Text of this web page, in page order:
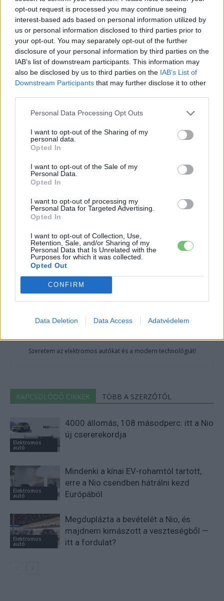
opt-out request is processed you may continue seeing
interest-based ads based on personal information utilized by
us or personal information disclosed to third parties prior to
your opt-out. You may separately opt-out of the further
disclosure of your personal information by third parties on the
IAB’s list of downstream participants. This information may
also be disclosed by us to third parties on the IAB’s List of
Downstream Participants that may further disclose it to other
Personal Data Processing Opt Outs
I want to opt-out of the Sharing of my
personal data.
Opted In
I want to opt-out of the Sale of my
Personal Data.
Opted In
I want to opt-out of processing my
Personal Data for Targeted Advertising.
Opted In
I want to opt-out of Collection, Use,
Retention, Sale, and/or Sharing of my
Personal Data that Is Unrelated with the
Purposes for which it was collected.
Opted Out
CONFIRM
Data Deletion Data Access Adatvédelem
elhelyezett,extra nagy hatótávolságú LiDAR szenzor
amely a NIO legújabb intelligens vezetéstámogató és
önvezető funkcióinak alapját adja. Ez egyértelmű
üzenet:az ES9 nemcsak méretben, hanem technológiai
szinten is új csúcsot jelenthet a kínai elektromos SUV-
k között
Kövesd az e-cars.hu-t a Facebookon is, további
CÍMKÉK Nio Nio ES9
Kovács Kata
http://e-cars.hu
Szeretem az elektromos autókat és a modern technológiát!
KAPCSOLÓDÓ CIKKEK TÖBB A SZERZŐTŐL
Elektromos
autó
4000 állomás, 108 másodperc: itt a Nio
új csererekordja
Elektromos
autó
Mindenki a kínai EV-rohamtól tartott,
erre a Nio csendben hátrálni kezd
Európából
Elektromos
autó
Megduplázta a bevételét a Nio, és
majdnem kimászott a veszteségből —
itt a fordulat?